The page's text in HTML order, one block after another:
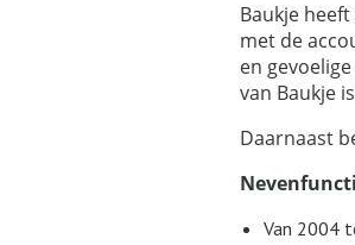
Baukje
met de
en
van Baukje
Daarnaast
Van 2004